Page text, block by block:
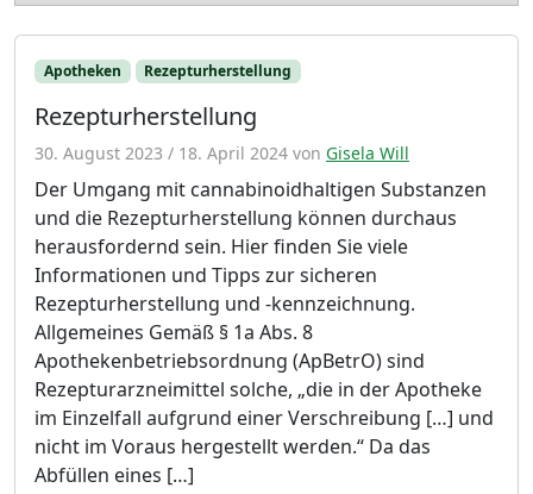
Apotheken Rezepturherstellung
Rezepturherstellung
30. August 2023 / 18. April 2024 von Gisela Will
Der Umgang mit cannabinoidhaltigen Substanzen
und die Rezepturherstellung können durchaus
herausfordernd sein. Hier finden Sie viele
Informationen und Tipps zur sicheren
Rezepturherstellung und -kennzeichnung.
Allgemeines Gemäß § 1a Abs. 8
Apothekenbetriebsordnung (ApBetrO) sind
Rezepturarzneimittel solche, „die in der Apotheke
im Einzelfall aufgrund einer Verschreibung […] und
nicht im Voraus hergestellt werden.“ Da das
Abfüllen eines […]